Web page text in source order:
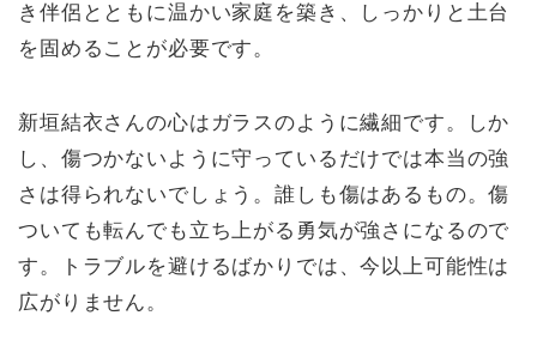
き伴侶とともに温かい家庭を築き、しっかりと土台
を固めることが必要です。
新垣結衣さんの心はガラスのように繊細です。しか
し、傷つかないように守っているだけでは本当の強
さは得られないでしょう。誰しも傷はあるもの。傷
ついても転んでも立ち上がる勇気が強さになるので
す。トラブルを避けるばかりでは、今以上可能性は
広がりません。